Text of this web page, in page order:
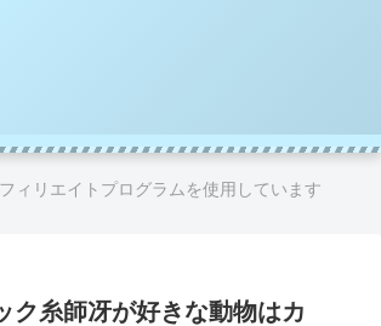
ィリエイトプログラムを使用しています
ク糸師冴が好きな動物はカ